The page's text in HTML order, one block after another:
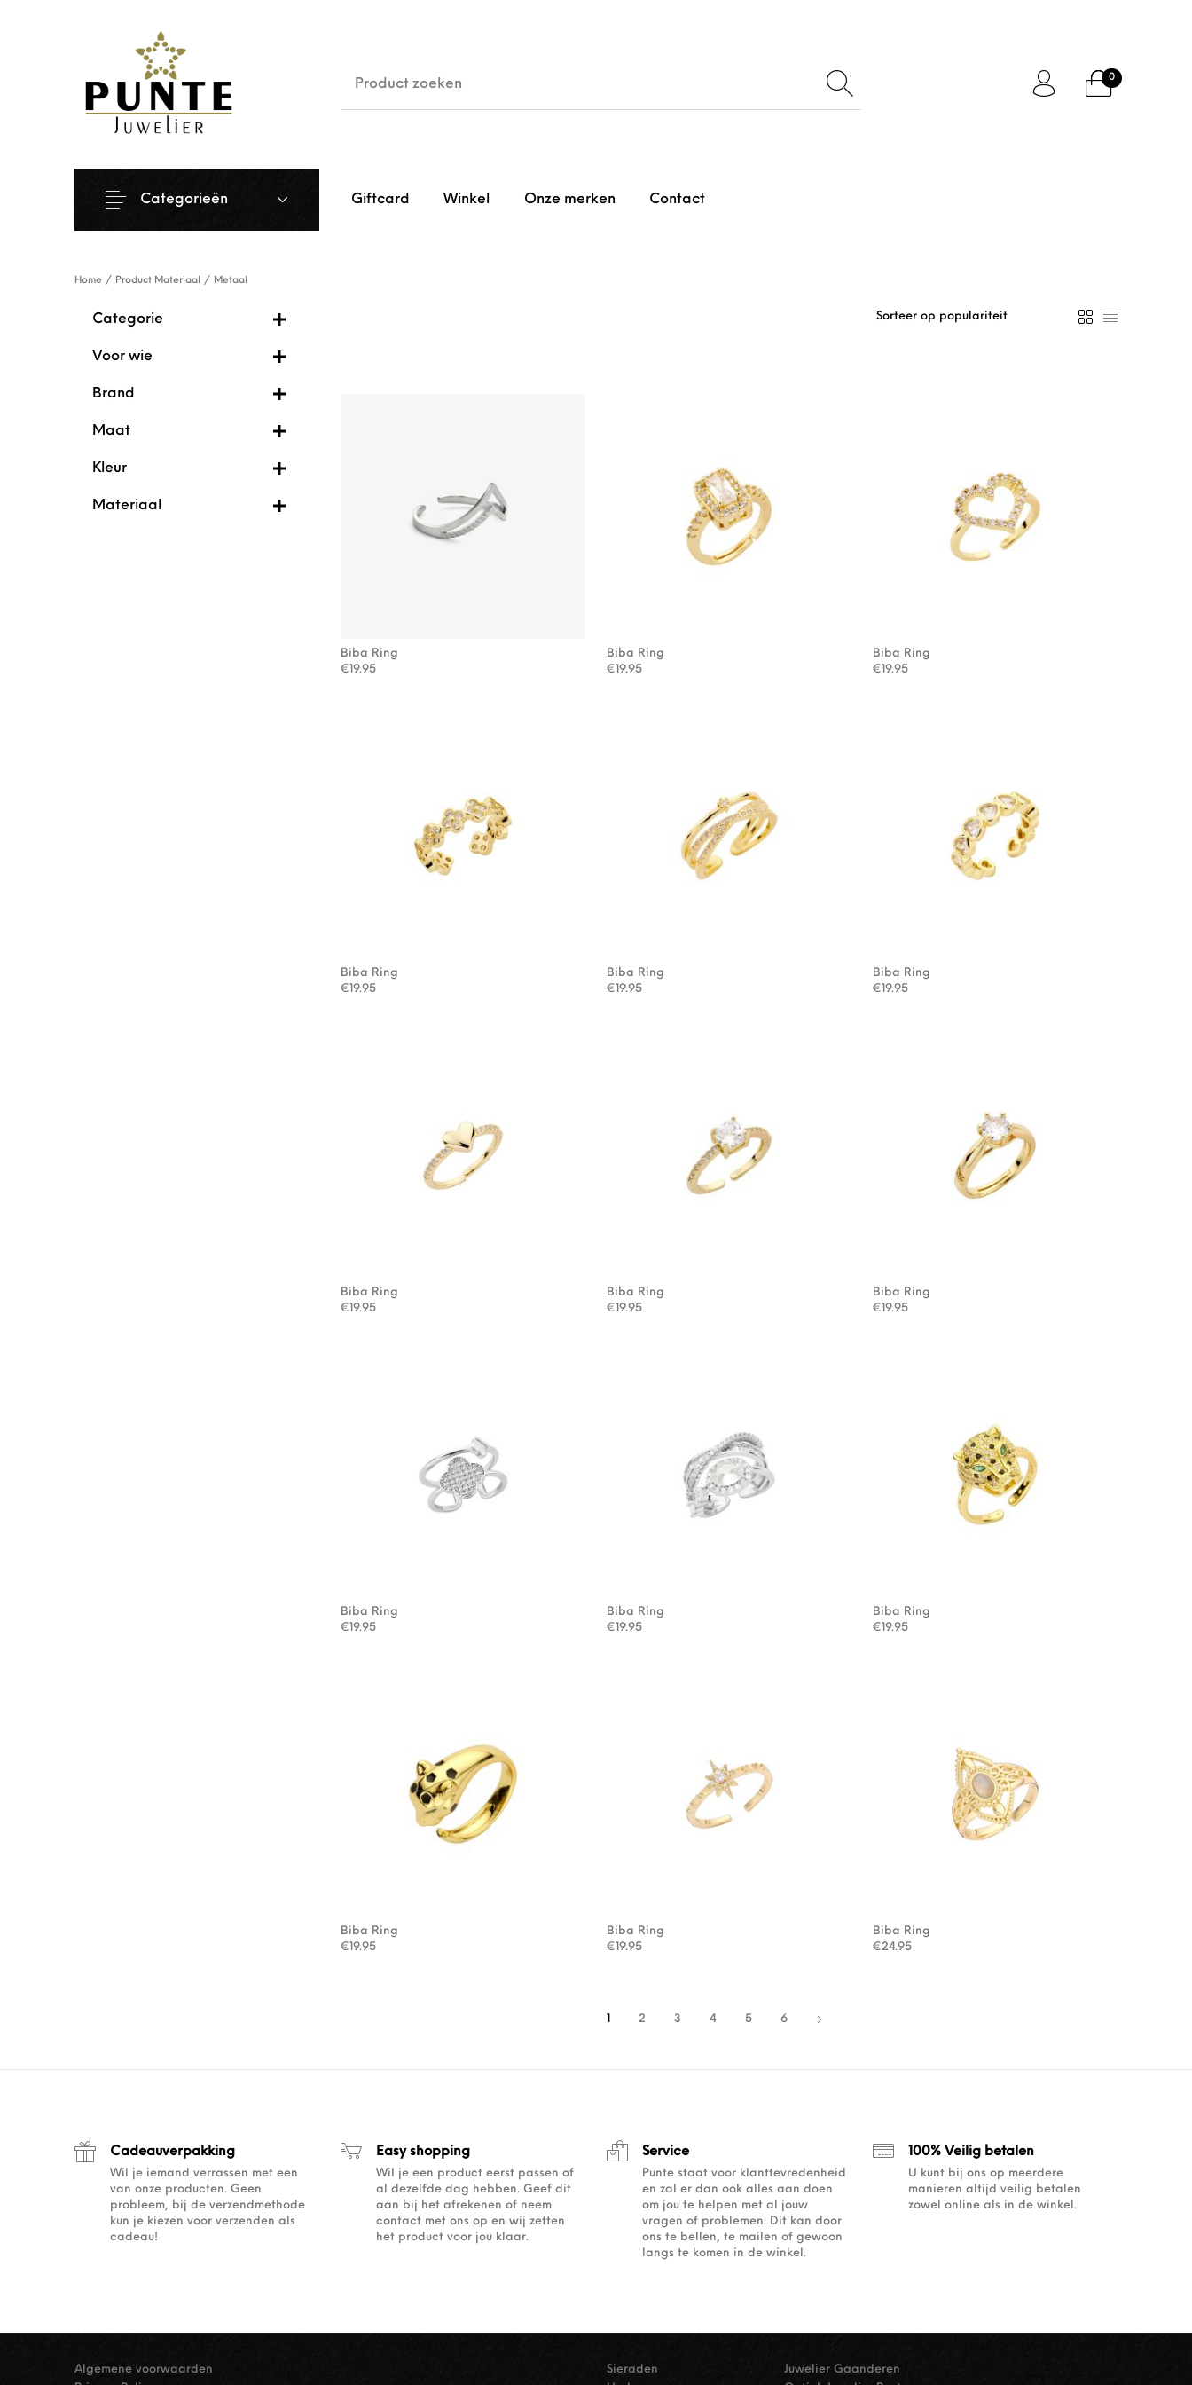
0
Giftcard Winkel Onze merken Contact
Categorieën
Home / Product Materiaal / Metaal
Categorie
Voor wie
Brand
Maat
Kleur
Materiaal
Biba Ring
€19.95
Biba Ring
€19.95
Biba Ring
€19.95
Biba Ring
€19.95
Biba Ring
€19.95
Biba Ring
€19.95
Biba Ring
€19.95
Biba Ring
€19.95
Biba Ring
€19.95
Biba Ring
€19.95
Biba Ring
€19.95
Biba Ring
€19.95
Biba Ring
€19.95
Biba Ring
€19.95
Biba Ring
€24.95
1 2 3 4 5 6
Cadeauverpakking
Wil je iemand verrassen met een
van onze producten. Geen
probleem, bij de verzendmethode
kun je kiezen voor verzenden als
cadeau!
Easy shopping
Wil je een product eerst passen of
al dezelfde dag hebben. Geef dit
aan bij het afrekenen of neem
contact met ons op en wij zetten
het product voor jou klaar.
Service
Punte staat voor klanttevredenheid
en zal er dan ook alles aan doen
om jou te helpen met al jouw
vragen of problemen. Dit kan door
ons te bellen, te mailen of gewoon
langs te komen in de winkel.
100% Veilig betalen
U kunt bij ons op meerdere
manieren altijd veilig betalen
zowel online als in de winkel.
Algemene voorwaarden
Sieraden
Juwelier Gaanderen